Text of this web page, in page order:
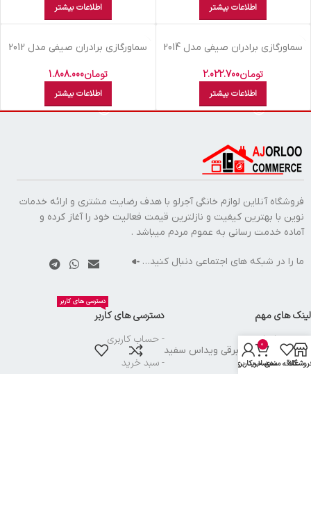
اطلاعات بیشتر اطلاعات بیشتر
اتمام موجودی
سماورگازي برادران صيفي مدل 2014
تومان2.022.700
اطلاعات بیشتر
اتمام موجودی
سماورگازي برادران صيفي مدل 2012
تومان1.808.000
اطلاعات بیشتر
فروشگاه آنلاین لوازم خانگی آجرلو با هدف رضایت مشتری و ارائه خدمات
نوین با بهترین کیفیت و نازلترین قیمت فعالیت خود را آغاز کرده و
آماده خدمت رسانی به عموم مردم میباشد .
ما را در شبکه های اجتماعی دنبال کنید…
لینک های مهم
- صفحه اصلی
- فروشگاه
دسترسی های کاربر
دسترسی های کاربر
- حساب کاربری
- سبد خرید
سماور برقي ويداس سفيد
علاقه مندی
0
سبد خرید
حساب کاربری من